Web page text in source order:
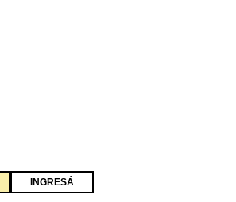
INGRESÁ